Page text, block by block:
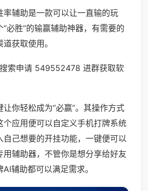
率辅助是一款可以让一直输的玩
必胜”的输赢辅助神器，有需要的
获取使用。
索申请 549552478 进群获取软
你轻松成为“必赢”。其操作方式
个应用便可以自定义手机打牌系统
自己想要的开挂功能，一键便可以
用辅助器，不管你是想分享给好友
辅助都可以满足需求。